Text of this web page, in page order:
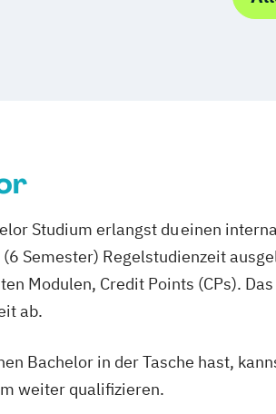
Studium erlangst du einen
Semester) Regelstudienzeit
Modulen, Credit Points (CPs).
ab.
Bachelor in der Tasche hast,
weiter qualifizieren.